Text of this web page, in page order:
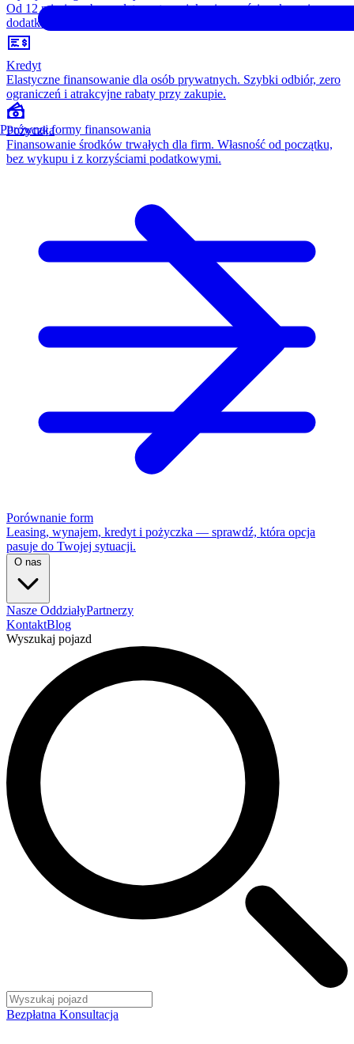
Od 12 miesięcy, bez opłaty wstępnej, konieczności wykupu i
dodatkowych kosztów. Wszystko w cenie raty.
Kredyt
Elastyczne finansowanie dla osób prywatnych. Szybki odbiór, zero
ograniczeń i atrakcyjne rabaty przy zakupie.
Pożyczka
Finansowanie środków trwałych dla firm. Własność od początku,
bez wykupu i z korzyściami podatkowymi.
Porównanie form
Leasing, wynajem, kredyt i pożyczka — sprawdź, która opcja
pasuje do Twojej sytuacji.
O nas
Nasze OddziałyPartnerzy
KontaktBlog
Wyszukaj pojazd
Bezpłatna Konsultacja
Porównaj formy finansowania